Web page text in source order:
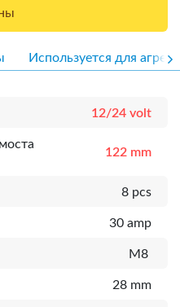
Используется для
12/24 volt
122 mm
8 pcs
30 amp
M8
28 mm